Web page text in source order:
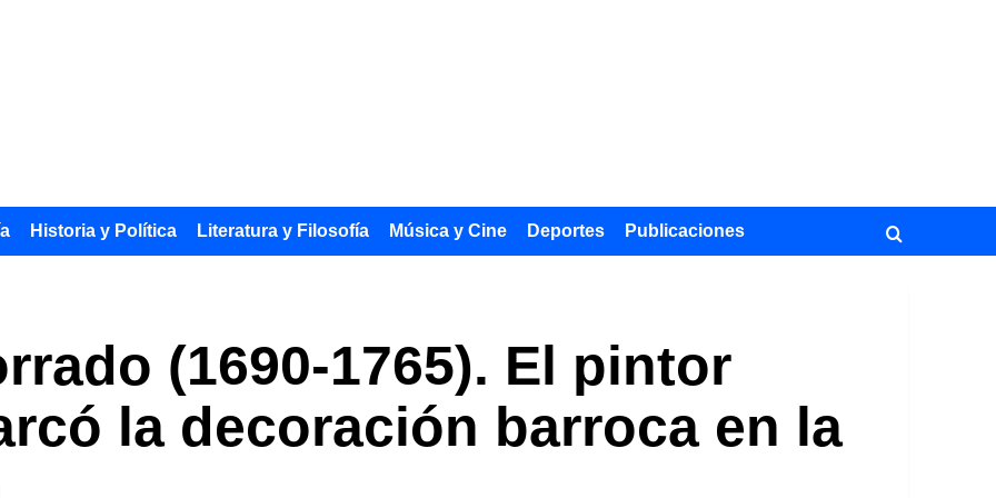
Historia y Política Literatura y Filosofía Música y Cine Deportes Publicaciones
(1690-1765). El pintor
la decoración barroca en la